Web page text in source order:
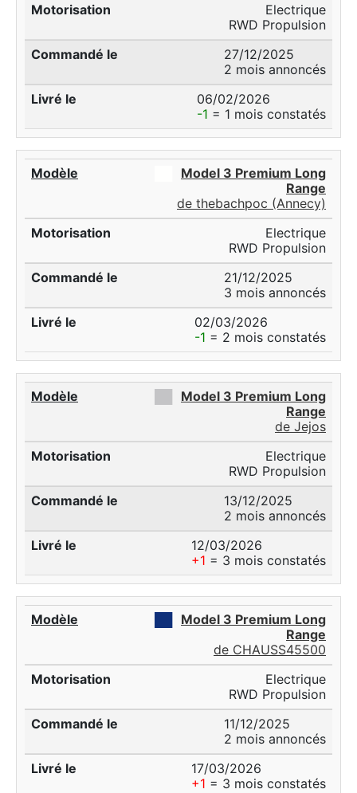
Electrique
RWD Propulsion
27/12/2025
2 mois annoncés
06/02/2026
-1 = 1 mois constatés
Model 3 Premium Long
Range
de thebachpoc (Annecy)
Electrique
RWD Propulsion
21/12/2025
3 mois annoncés
02/03/2026
-1 = 2 mois constatés
Model 3 Premium Long
Range
de Jejos
Electrique
RWD Propulsion
13/12/2025
2 mois annoncés
12/03/2026
+1 = 3 mois constatés
Model 3 Premium Long
Range
de CHAUSS45500
Electrique
RWD Propulsion
11/12/2025
2 mois annoncés
17/03/2026
+1 = 3 mois constatés